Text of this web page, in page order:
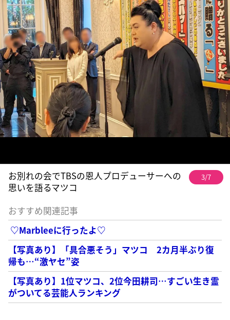
お別れの会でTBSの恩人プロデューサーへの
思いを語るマツコ
3/7
おすすめ関連記事
♡Marbleeに行ったよ♡
【写真あり】「具合悪そう」マツコ 2カ月半ぶり復
帰も…“激ヤセ”姿
【写真あり】1位マツコ、2位今田耕司…すごい生き霊
がついてる芸能人ランキング